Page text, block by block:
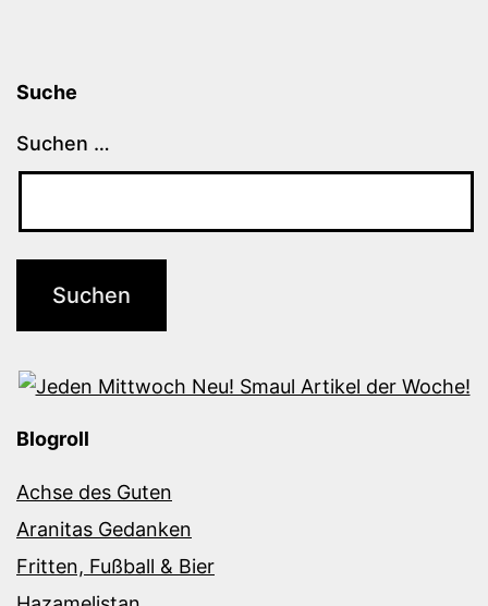
Suche
Suchen …
Blogroll
Achse des Guten
Aranitas Gedanken
Fritten, Fußball & Bier